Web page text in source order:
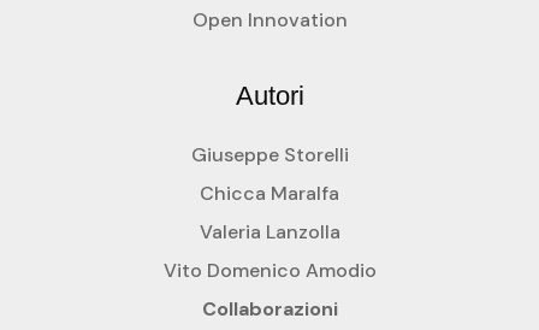
Open Innovation
Autori
Giuseppe Storelli
Chicca Maralfa
Valeria Lanzolla
Vito Domenico Amodio
Collaborazioni